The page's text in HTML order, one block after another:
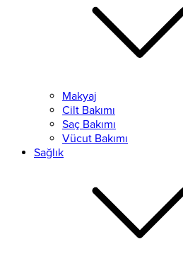
Makyaj
Cilt Bakımı
Saç Bakımı
Vücut Bakımı
Sağlık